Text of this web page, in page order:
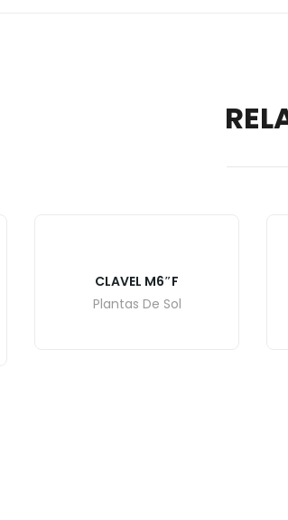
CLAVEL M6″F
Plantas De Sol